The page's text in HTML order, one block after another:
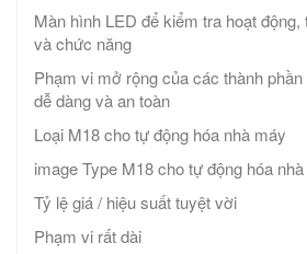
Màn hình LED để kiểm tra hoạt
và chức năng
Phạm vi mở rộng của các thành
dễ dàng và an toàn
Loại M18 cho tự động hóa nhà máy
image Type M18 cho tự động hóa
Tỷ lệ giá / hiệu suất tuyệt vời
Phạm vi rất dài